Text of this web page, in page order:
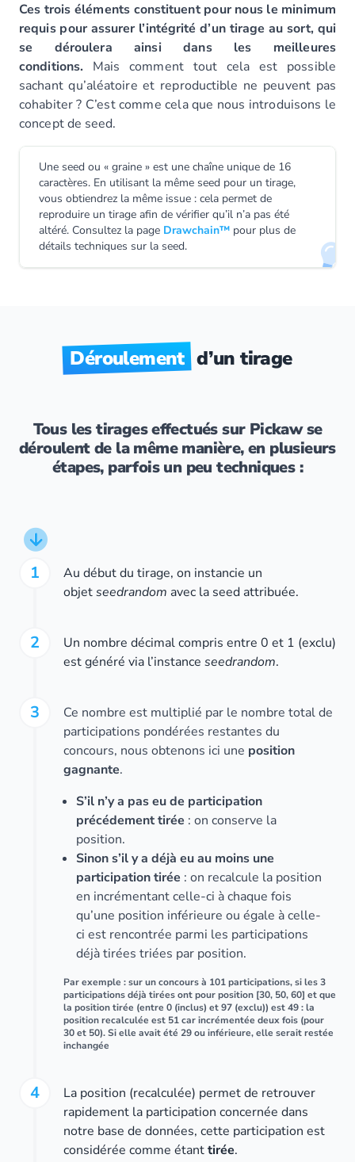
Ces trois éléments constituent pour nous le minimum
requis pour assurer l’intégrité d’un tirage au sort, qui
se déroulera ainsi dans les meilleures
conditions. Mais comment tout cela est possible
sachant qu’aléatoire et reproductible ne peuvent pas
cohabiter ? C’est comme cela que nous introduisons le
concept de seed.
Une seed ou « graine » est une chaîne unique de 16
caractères. En utilisant la même seed pour un tirage,
vous obtiendrez la même issue : cela permet de
reproduire un tirage afin de vérifier qu’il n’a pas été
altéré. Consultez la page Drawchain™ pour plus de
détails techniques sur la seed.
Déroulement d’un tirage
Tous les tirages effectués sur Pickaw se
déroulent de la même manière, en plusieurs
étapes, parfois un peu techniques :
1
Au début du tirage, on instancie un
objetseedrandom avec la seed attribuée.
2
Un nombre décimal compris entre 0 et 1 (exclu)
est généré via l’instance seedrandom.
3
Ce nombre est multiplié par le nombre total de
participations pondérées restantes du
concours, nous obtenons ici une position
gagnante.
S’il n’y a pas eu de participation
précédement tirée : on conserve la
position.
Sinon s’il y a déjà eu au moins une
participation tirée : on recalcule la position
en incrémentant celle-ci à chaque fois
qu’une position inférieure ou égale à celle-
ci est rencontrée parmi les participations
déjà tirées triées par position.
Par exemple : sur un concours à 101 participations, si les 3
participations déjà tirées ont pour position [30, 50, 60] et que
la position tirée (entre 0 (inclus) et 97 (exclu)) est 49 : la
position recalculée est 51 car incrémentée deux fois (pour
30 et 50). Si elle avait été 29 ou inférieure, elle serait restée
inchangée
4
La position (recalculée) permet de retrouver
rapidement la participation concernée dans
notre base de données, cette participation est
considérée comme étanttirée.